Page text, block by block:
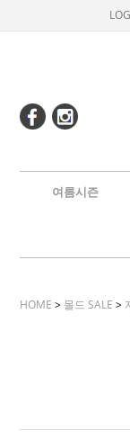
여름시즌
HOME > 몰드 SALE >